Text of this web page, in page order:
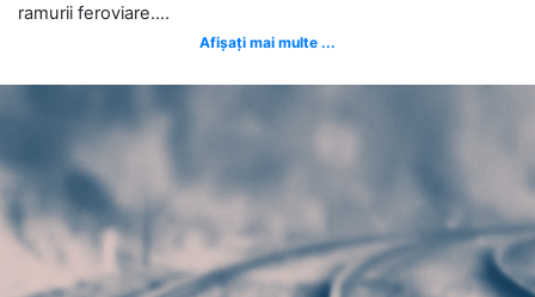
ramurii feroviare....
Afișați mai multe ...